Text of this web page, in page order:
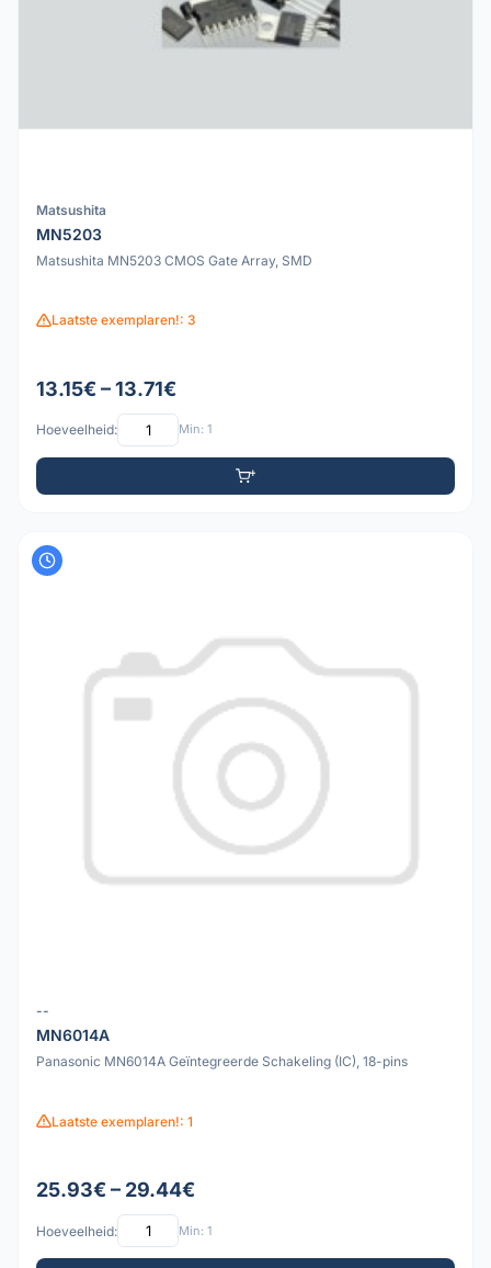
Matsushita
MN5203
Matsushita MN5203 CMOS Gate Array, SMD
Laatste exemplaren!: 3
13.15€ – 13.71€
Hoeveelheid: Min: 1
--
MN6014A
Panasonic MN6014A Geïntegreerde Schakeling (IC), 18-pins
Laatste exemplaren!: 1
25.93€ – 29.44€
Hoeveelheid: Min: 1